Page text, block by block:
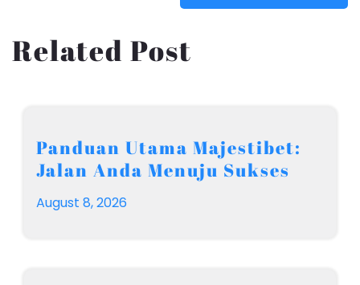
Related Post
Panduan Utama Majestibet:
Jalan Anda Menuju Sukses
August 8, 2026